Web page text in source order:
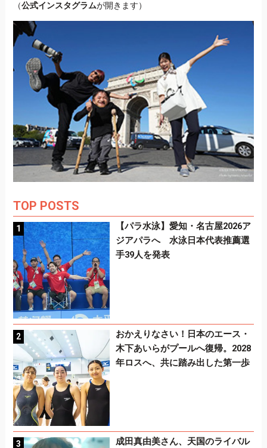
（公式インスタグラムが開きます）
TOP POSTS
【パラ水泳】愛知・名古屋2026ア
ジアパラへ 水泳日本代表推薦選
手39人を発表
おかえりなさい！日本のエース・
木下あいらがプールへ復帰。2028
年ロスへ、共に踏み出した第一歩
成田真由美さん、天国のライバル